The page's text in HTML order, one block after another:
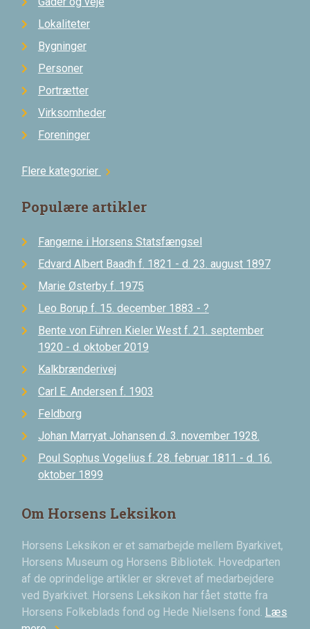
Lokaliteter
Bygninger
Personer
Portrætter
Virksomheder
Foreninger
Flere kategorier chevron_right
Populære artikler
Fangerne i Horsens Statsfængsel
Edvard Albert Baadh f. 1821 - d. 23. august 1897
Marie Østerby f. 1975
Leo Borup f. 15. december 1883 - ?
Bente von Führen Kieler West f. 21. september
1920 - d. oktober 2019
Kalkbrænderivej
Carl E. Andersen f. 1903
Feldborg
Johan Marryat Johansen d. 3. november 1928.
Poul Sophus Vogelius f. 28. februar 1811 - d. 16.
oktober 1899
Om Horsens Leksikon
Horsens Leksikon er et samarbejde mellem Byarkivet,
Horsens Museum og Horsens Bibliotek. Hovedparten
af de oprindelige artikler er skrevet af medarbejdere
ved Byarkivet. Horsens Leksikon har fået støtte fra
Horsens Folkeblads fond og Hede Nielsens fond. Læs